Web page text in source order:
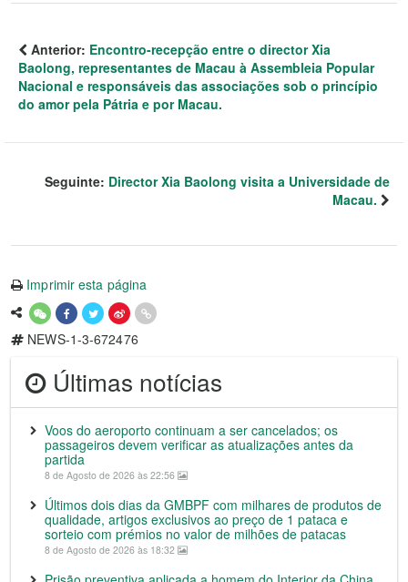
Anterior: Encontro-recepção entre o director Xia
Baolong, representantes de Macau à Assembleia Popular
Nacional e responsáveis das associações sob o princípio
do amor pela Pátria e por Macau.
Seguinte: Director Xia Baolong visita a Universidade de
Macau.
Imprimir esta página
NEWS-1-3-672476
Últimas notícias
Voos do aeroporto continuam a ser cancelados; os
passageiros devem verificar as atualizações antes da
partida
8 de Agosto de 2026 às 22:56
Últimos dois dias da GMBPF com milhares de produtos de
qualidade, artigos exclusivos ao preço de 1 pataca e
sorteio com prémios no valor de milhões de patacas
8 de Agosto de 2026 às 18:32